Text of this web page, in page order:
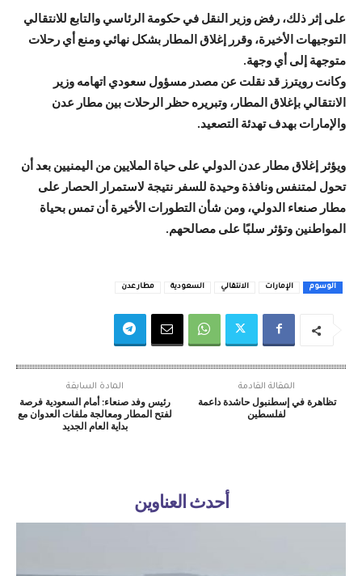
على إثر ذلك، رفض وزير النقل في حكومة الرئاسي والتابع للانتقالي
التوجيهات الأخيرة، وقرر إغلاق المطار بشكل نهائي ومنع أي رحلات
متوجهة إلى أي وجهة.
وكانت رويترز قد نقلت عن مصدر مسؤول سعودي اتهامه وزير
الانتقالي بإغلاق المطار، وتبريره حظر الرحلات بين مطار عدن
والإمارات بهدف تهدئة التصعيد.
ويؤثر إغلاق مطار عدن الدولي على حياة الملايين من اليمنيين بعد أن
تحول لمتنفس ونافذة وحيدة للسفر نتيجة لاستمرار الحصار على
مطار صنعاء الدولي، ومن شأن التطورات الأخيرة أن تمس بحياة
المواطنين وتؤثر سلبًا على مصالحهم.
الوسوم الإمارات الانتقالي السعودية مطار عدن
المادة السابقة
رئيس وفد صنعاء: أمام السعودية فرصة
لفتح المطار ومعالجة ملفات العدوان مع
بداية العام الجديد
المقالة القادمة
تظاهرة في إسطنبول حاشدة داعمة
لفلسطين
أحدث العناوين